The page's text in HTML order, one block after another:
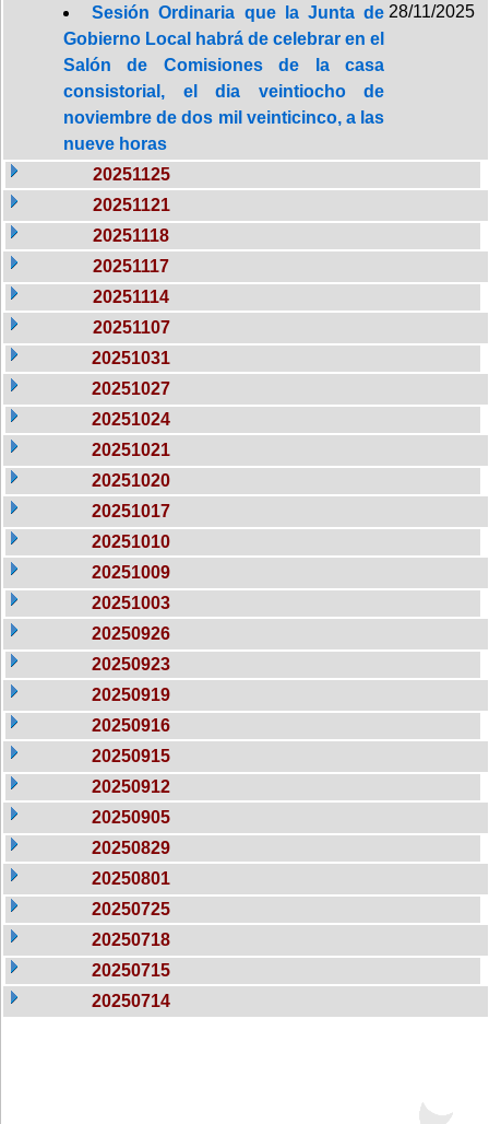
Sesión Ordinaria que la Junta de
Gobierno Local habrá de celebrar en el
Salón de Comisiones de la casa
consistorial, el dia veintiocho de
noviembre de dos mil veinticinco, a las
nueve horas
28/11/2025
20251125
20251121
20251118
20251117
20251114
20251107
20251031
20251027
20251024
20251021
20251020
20251017
20251010
20251009
20251003
20250926
20250923
20250919
20250916
20250915
20250912
20250905
20250829
20250801
20250725
20250718
20250715
20250714